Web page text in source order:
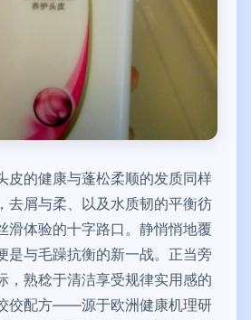
皮的健康与蓬松柔顺的发质同样
去屑与柔、以及水质韧的平衡彷
滑体验的十字路口。静悄悄地覆
是与毛躁抗衡的新一战。正当旁
，熟稔于清洁享受规律实用感的
佼配方——源于欧洲健康机理研